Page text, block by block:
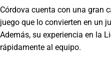
Córdova cuenta con una gran
juego que lo convierten en un
Además, su experiencia en la
rápidamente al equipo.